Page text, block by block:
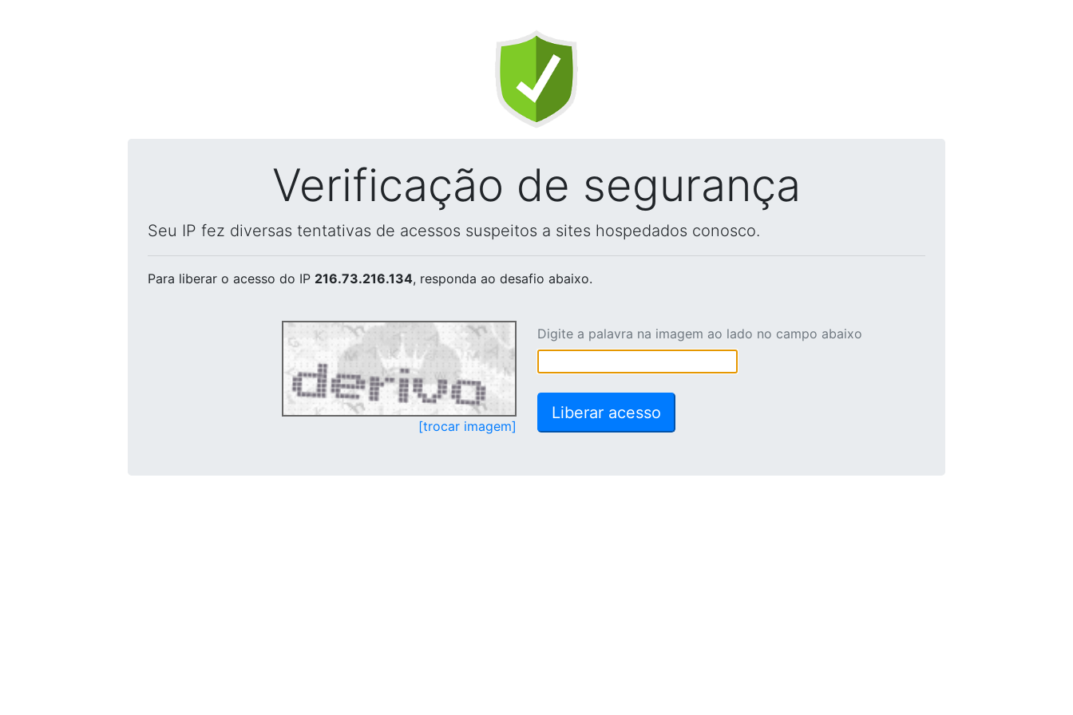
Verificação de segurança
Seu IP fez diversas tentativas de acessos suspeitos a sites hospedados conosco.
Para liberar o acesso do IP 216.73.216.134, responda ao desafio abaixo.
[trocar imagem]
Digite a palavra na imagem ao lado no campo abaixo